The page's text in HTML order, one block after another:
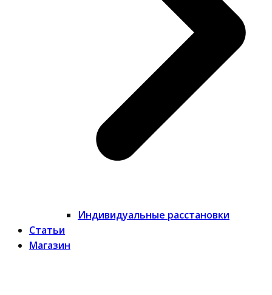
Индивидуальные расстановки
Статьи
Магазин